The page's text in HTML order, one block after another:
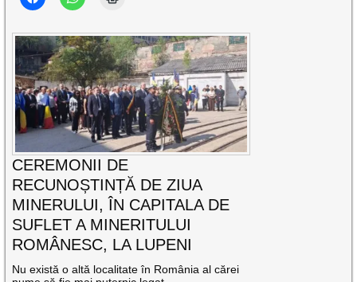
CEREMONII DE
RECUNOȘTINȚĂ DE ZIUA
MINERULUI, ÎN CAPITALA DE
SUFLET A MINERITULUI
ROMÂNESC, LA LUPENI
Nu există o altă localitate în România al cărei